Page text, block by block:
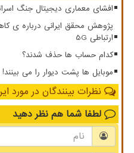
افشای معماری دیجیتال جنگ
پژوهش محقق ایرانی درباره ی
ارتباطی 5G
کدام حساب ها حذف شدند؟
موبایل ها پشت دیوار را می بینند!
نظرات بینندگان در مورد
لطفا شما هم نظر دهید